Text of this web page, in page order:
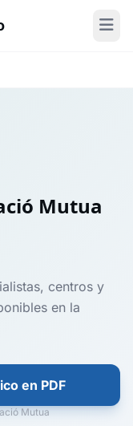
Mutua
centros y
en la
en PDF
Mutua